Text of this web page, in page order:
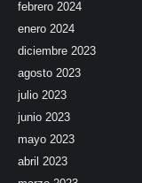
febrero 2024
enero 2024
diciembre 2023
agosto 2023
julio 2023
junio 2023
mayo 2023
abril 2023